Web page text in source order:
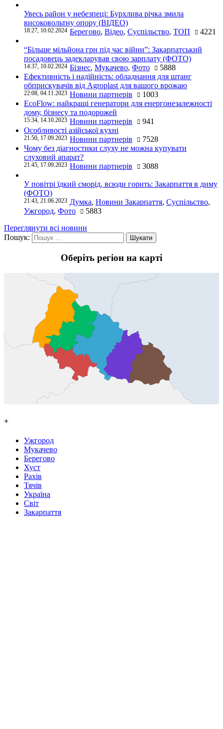
Увесь район у небезпеці: Бурхлива річка змила
високовольтну опору (ВІДЕО)
18:27, 10.02.2024 Берегово, Відео, Суспільство, ТОП 4221
“Більше мільйона грн під час війни”: Закарпатський
посадовець задекларував свою зарплату (ФОТО)
14:37, 10.02.2024 Бізнес, Мукачево, Фото
5888
Ефективність і надійність: обладнання для штанг
обприскувачів від Agroplast для вашого врожаю
22:08, 04.11.2023 Новини партнерів
1003
EcoFlow: найкращі генератори для енергонезалежності
дому, бізнесу та подорожей
15:34, 14.10.2023 Новини партнерів
941
Особливості азійської кухні
21:50, 17.09.2023 Новини партнерів
7528
Чому без діагностики слуху не можна купувати
слуховий апарат?
21:45, 17.09.2023 Новини партнерів 3088
У повітрі їдкий сморід, всюди горить: Закарпаття в диму
(ФОТО)
21:43, 21.06.2023 Думка, Новини Закарпаття, Суспільство,
Ужгород, Фото
5883
Переглянути всі новини
Пошук:
Оберіть регіон на карті
+
Ужгород
Мукачево
Берегово
Хуст
Рахів
Тячів
Україна
Світ
Закарпаття